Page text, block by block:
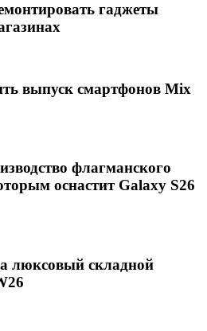
гаджеты
выпуск смартфонов Mix
флагманского
оснастит Galaxy S26
люксовый складной